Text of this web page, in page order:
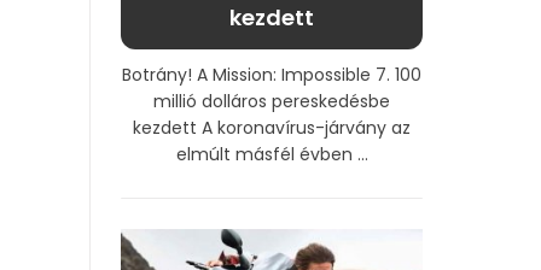
kezdett
Botrány! A Mission: Impossible 7. 100
millió dolláros pereskedésbe
kezdett A koronavírus-járvány az
elmúlt másfél évben ...